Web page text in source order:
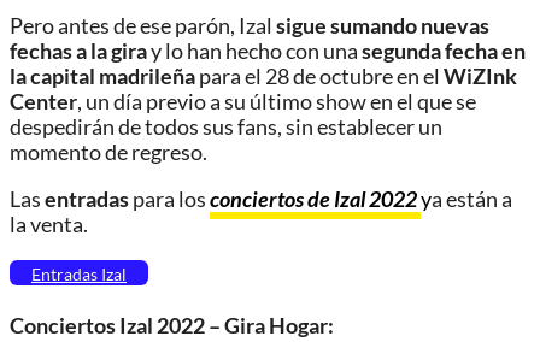
Pero antes de ese parón, Izal sigue sumando nuevas
fechas a la giray lo han hecho con unasegunda fecha en
la capital madrileñapara el 28 de octubre en el WiZInk
Center, un día previo a su último show en el que se
despedirán de todos sus fans, sin establecer un
momento de regreso.
Lasentradaspara losconciertos de Izal 2022ya están a
la venta.
Entradas Izal
Conciertos Izal 2022 – Gira Hogar: